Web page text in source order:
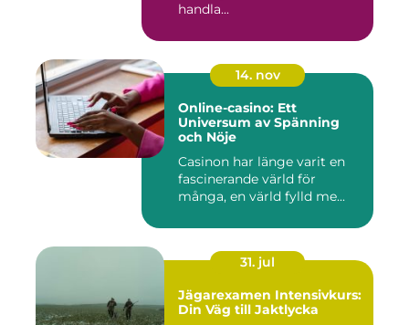
handla...
14. nov
Online-casino: Ett
Universum av Spänning
och Nöje
Casinon har länge varit en
fascinerande värld för
många, en värld fylld me...
31. jul
Jägarexamen Intensivkurs:
Din Väg till Jaktlycka